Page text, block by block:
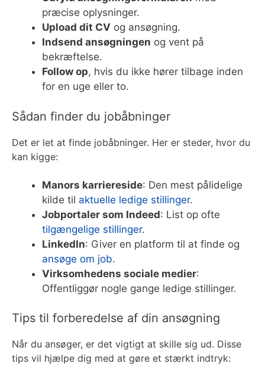
præcise oplysninger.
Upload dit CV og ansøgning.
Indsend ansøgningen og vent på
bekræftelse.
Follow op, hvis du ikke hører tilbage inden
for en uge eller to.
Sådan finder du jobåbninger
Det er let at finde jobåbninger. Her er steder, hvor du
kan kigge:
Manors karriereside: Den mest pålidelige
kilde til aktuelle ledige stillinger.
Jobportaler som Indeed: List op ofte
tilgængelige stillinger.
LinkedIn: Giver en platform til at finde og
ansøge om job.
Virksomhedens sociale medier:
Offentliggør nogle gange ledige stillinger.
Tips til forberedelse af din ansøgning
Når du ansøger, er det vigtigt at skille sig ud. Disse
tips vil hjælpe dig med at gøre et stærkt indtryk: